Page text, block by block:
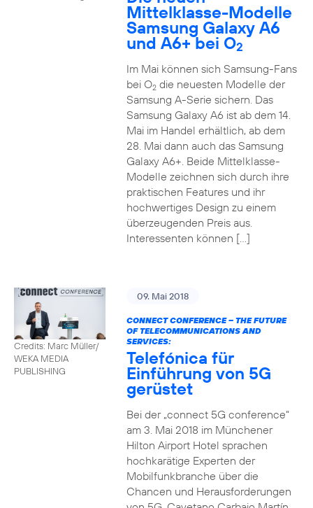
Mittelklasse-Modelle
Samsung Galaxy A6
und A6+ bei O2
Im Mai können sich Samsung-Fans
bei O2die neuesten Modelle der
Samsung A-Serie sichern. Das
Samsung Galaxy A6 ist ab dem 14.
Mai im Handel erhältlich, ab dem
28. Mai dann auch das Samsung
Galaxy A6+. Beide Mittelklasse-
Modelle zeichnen sich durch ihre
praktischen Features und ihr
hochwertiges Design zu einem
überzeugenden Preis aus.
Interessenten können […]
Credits: Marc Müller/
WEKA MEDIA
PUBLISHING
09. Mai 2018
CONNECT CONFERENCE – THE FUTURE
OF TELECOMMUNICATIONS AND
SERVICES:
Telefónica für
Einführung von 5G
gerüstet
Bei der „connect 5G conference“
am 3. Mai 2018 im Münchener
Hilton Airport Hotel sprachen
hochkarätige Experten der
Mobilfunkbranche über die
Chancen und Herausforderungen